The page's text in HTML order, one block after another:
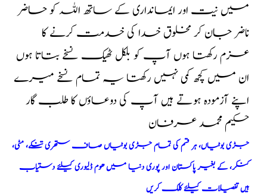
میں نیت اور ایمانداری کے ساتھ اللہ کو حاضر
ناضر جان کر مخلوق خدا کی خدمت کرنے کا
عزم رکھتا ہوں آپ کو بلکل ٹھیک نسخے بتاتا ہوں
ان میں کچھ کمی نہیں رکھتا یہ تمام نسخے میرے
اپنے آزمودہ ہوتے ہیں آپ کی دوعاؤں کا طلب گار
حکیم محمد عرفان
جڑی بوٹیاں، ہر قسم کی تمام جڑی بوٹیاں صاف ستھری تنکے، مٹی،
کنکر، کے بغیر پاکستان اور پوری دنیا میں ھوم ڈلیوری کیلئے دستیاب
ہیں تفصیلات کیلئے کلک کریں